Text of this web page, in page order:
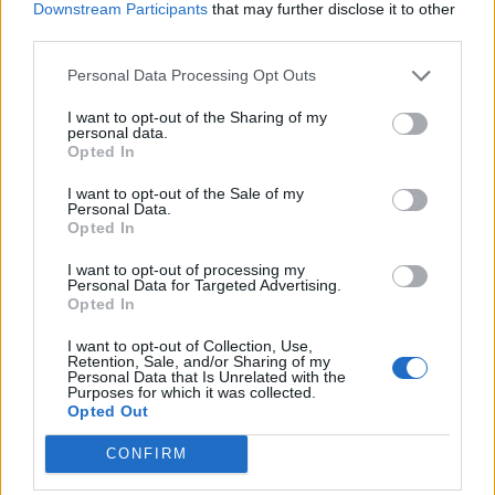
Downstream Participants that may further disclose it to other
Personal Data Processing Opt Outs
I want to opt-out of the Sharing of my
personal data.
Opted In
I want to opt-out of the Sale of my
Personal Data.
Opted In
I want to opt-out of processing my
Personal Data for Targeted Advertising.
Opted In
I want to opt-out of Collection, Use,
Retention, Sale, and/or Sharing of my
Personal Data that Is Unrelated with the
Purposes for which it was collected.
Opted Out
CONFIRM
folkrörelser som IOGT-NTO eller
idrottsföreningar.
segrar” står det på hemsidan. Man kan vinna 10
miljoner och “ju fler vi blir desto starkare blir vi i
Moderaternas lotter bygger, liksom
prenumerationssystem. Det finns ingen skillnad.
Nu vill Moderaterna förbjuda det man själva
sysslar med. Det borde alltså inte vara tillåtet
att göra något de själva gör.
Det kanske är jag som är konstig men själv
brukar jag avstå från att göra saker som jag